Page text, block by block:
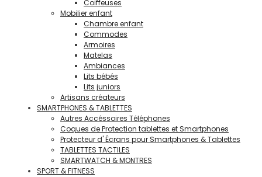
Coiffeuses
Mobilier enfant
Chambre enfant
Commodes
Armoires
Matelas
Ambiances
Lits bébés
Lits juniors
Artisans créateurs
SMARTPHONES & TABLETTES
Autres Accéssoires Téléphones
Coques de Protection tablettes et Smartphones
Protecteur d' Écrans pour Smartphones & Tablettes
TABLETTES TACTILES
SMARTWATCH & MONTRES
SPORT & FITNESS